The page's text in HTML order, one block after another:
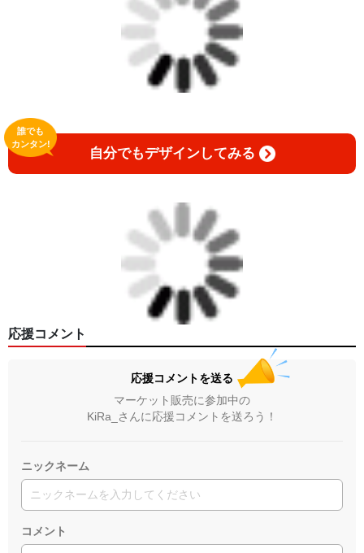
自分でもデザインしてみる
誰でも
カンタン!
応援コメント
応援コメントを送る
マーケット販売に参加中の
KiRa_さんに応援コメントを送ろう！
ニックネーム
コメント